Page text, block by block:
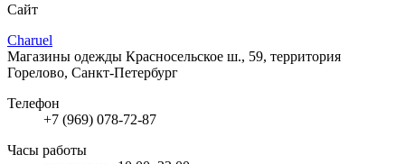
Сайт
Charuel
Магазины одежды Красносельское ш., 59, территория
Горелово, Санкт-Петербург
Телефон
+7 (969) 078-72-87
Часы работы